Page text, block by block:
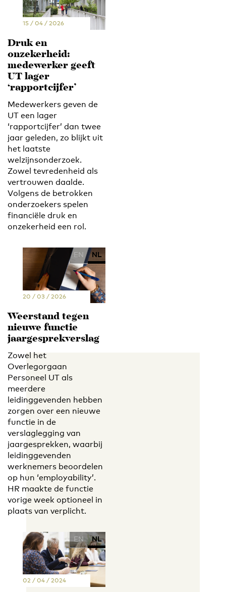
15 / 04 / 2026
Druk en
onzekerheid:
medewerker geeft
UT lager
‘rapportcijfer’
Medewerkers geven de
UT een lager
‘rapportcijfer’ dan twee
jaar geleden, zo blijkt uit
het laatste
welzijnsonderzoek.
Zowel tevredenheid als
vertrouwen daalde.
Volgens de betrokken
onderzoekers spelen
financiële druk en
onzekerheid een rol.
EN NL
20 / 03 / 2026
Weerstand tegen
nieuwe functie
jaargesprekverslag
Zowel het
Overlegorgaan
Personeel UT als
meerdere
leidinggevenden hebben
zorgen over een nieuwe
functie in de
verslaglegging van
jaargesprekken, waarbij
leidinggevenden
werknemers beoordelen
op hun ‘employability’.
HR maakte de functie
vorige week optioneel in
plaats van verplicht.
EN NL
02 / 04 / 2024